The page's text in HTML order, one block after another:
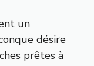
un
désire
prêtes à